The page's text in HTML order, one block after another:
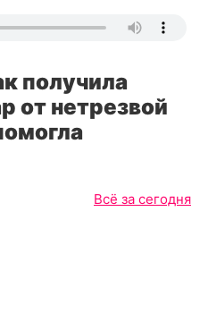
получила
от нетрезвой
Всё за сегодня